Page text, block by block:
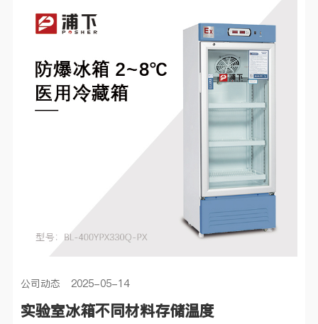
公司动态 2025-05-14
实验室冰箱不同材料存储温度